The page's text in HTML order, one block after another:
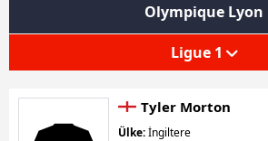
Olympique Lyon
Ligue 1
Tyler Morton
Ülke:İngiltere